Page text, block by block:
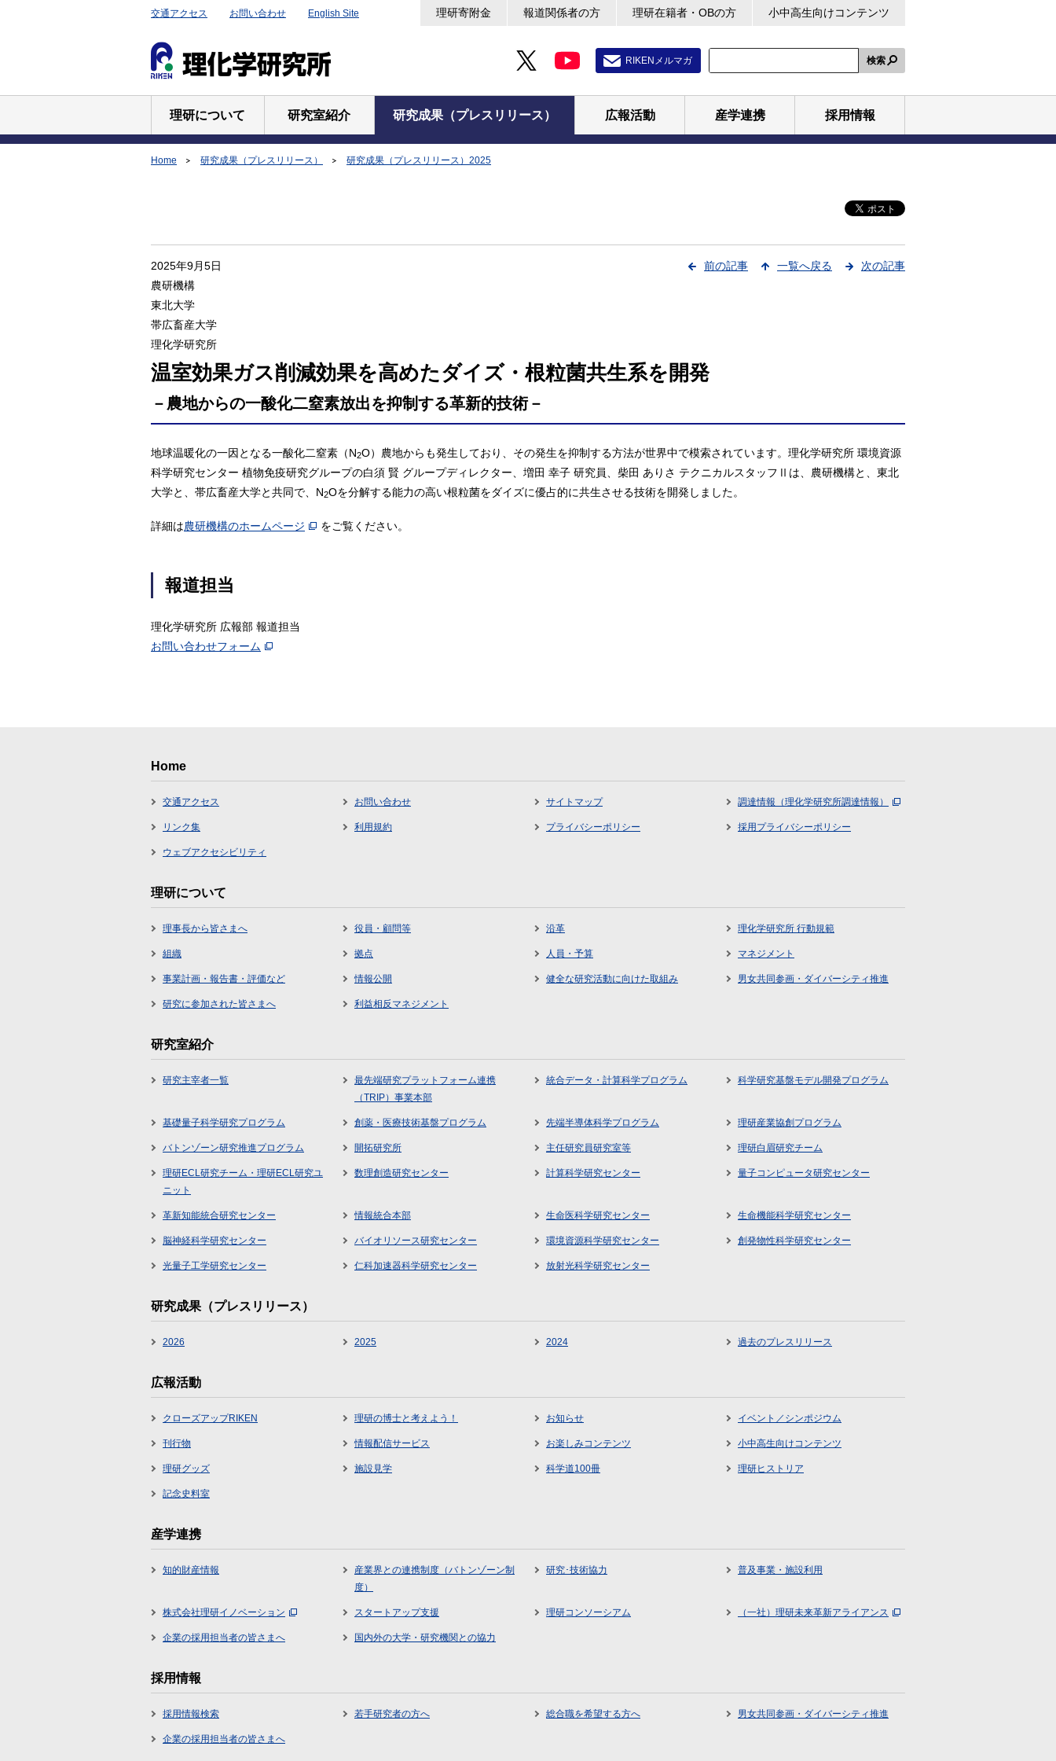
交通アクセス お問い合わせ English Site 理研寄附金 報道関係者の方 理研在籍者・OBの方 小中高生向けコンテンツ
RIKENメルマガ 検索
理研について 研究室紹介 研究成果（プレスリリース） 広報活動 産学連携 採用情報
Home 研究成果（プレスリリース） 研究成果（プレスリリース）2025
前の記事 一覧へ戻る 次の記事
2025年9月5日
農研機構
東北大学
帯広畜産大学
理化学研究所
温室効果ガス削減効果を高めたダイズ・根粒菌共生系を開発
－農地からの一酸化二窒素放出を抑制する革新的技術－
地球温暖化の一因となる一酸化二窒素（N2O）農地からも発生しており、その発生を抑制する方法が世界中で模索されています。理化学研究所 環境資源
科学研究センター 植物免疫研究グループの白須 賢 グループディレクター、増田 幸子 研究員、柴田 ありさ テクニカルスタッフⅡは、農研機構と、東北
大学と、帯広畜産大学と共同で、N2Oを分解する能力の高い根粒菌をダイズに優占的に共生させる技術を開発しました。
詳細は農研機構のホームページ をご覧ください。
報道担当
理化学研究所 広報部 報道担当
お問い合わせフォーム
Home
交通アクセス お問い合わせ サイトマップ 調達情報（理化学研究所調達情報）
リンク集 利用規約 プライバシーポリシー 採用プライバシーポリシー
ウェブアクセシビリティ
理研について
理事長から皆さまへ 役員・顧問等 沿革 理化学研究所 行動規範
組織 拠点 人員・予算 マネジメント
事業計画・報告書・評価など 情報公開 健全な研究活動に向けた取組み 男女共同参画・ダイバーシティ推進
研究に参加された皆さまへ 利益相反マネジメント
研究室紹介
研究主宰者一覧
最先端研究プラットフォーム連携
（TRIP）事業本部
統合データ・計算科学プログラム 科学研究基盤モデル開発プログラム
基礎量子科学研究プログラム 創薬・医療技術基盤プログラム 先端半導体科学プログラム 理研産業協創プログラム
バトンゾーン研究推進プログラム 開拓研究所 主任研究員研究室等 理研白眉研究チーム
理研ECL研究チーム・理研ECL研究ユ
ニット
数理創造研究センター 計算科学研究センター 量子コンピュータ研究センター
革新知能統合研究センター 情報統合本部 生命医科学研究センター 生命機能科学研究センター
脳神経科学研究センター バイオリソース研究センター 環境資源科学研究センター 創発物性科学研究センター
光量子工学研究センター 仁科加速器科学研究センター 放射光科学研究センター
研究成果（プレスリリース）
2026 2025 2024 過去のプレスリリース
広報活動
クローズアップRIKEN 理研の博士と考えよう！ お知らせ イベント／シンポジウム
刊行物 情報配信サービス お楽しみコンテンツ 小中高生向けコンテンツ
理研グッズ 施設見学 科学道100冊 理研ヒストリア
記念史料室
産学連携
知的財産情報
産業界との連携制度（バトンゾーン制
度）
研究･技術協力 普及事業・施設利用
株式会社理研イノベーション スタートアップ支援 理研コンソーシアム （一社）理研未来革新アライアンス
企業の採用担当者の皆さまへ 国内外の大学・研究機関との協力
採用情報
採用情報検索 若手研究者の方へ 総合職を希望する方へ 男女共同参画・ダイバーシティ推進
企業の採用担当者の皆さまへ